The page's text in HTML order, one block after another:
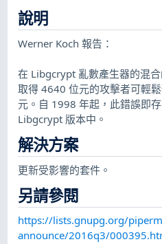
說明
Werner Koch 報告：
在 Libgcrypt 亂數產生器的混
取得 4640 位元的攻擊者可輕
元。自 1998 年起，此錯誤即
Libgcrypt 版本中。
解決方案
更新受影響的套件。
另請參閱
https://lists.gnupg.org/
announce/2016q3/